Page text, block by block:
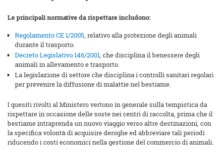
Le principali normative da rispettare includono:
Regolamento CE 1/2005, relativo alla protezione degli animali
durante il trasporto.
Decreto Legislativo 146/2001, che disciplina il benessere degli
animali in allevamento e trasporto.
La legislazione di settore che disciplina i controlli sanitari regolari
per prevenire la diffusione di malattie nel bestiame.
I quesiti rivolti al Ministero vertono in generale sulla tempistica da
rispettare in occasione delle soste nei centri di raccolta, prima che il
bestiame intraprenda un nuovo viaggio verso altre destinazioni, con
la specifica volontà di acquisire deroghe ed abbreviare tali periodi
riducendo i costi economici nella gestione del commercio di animali.